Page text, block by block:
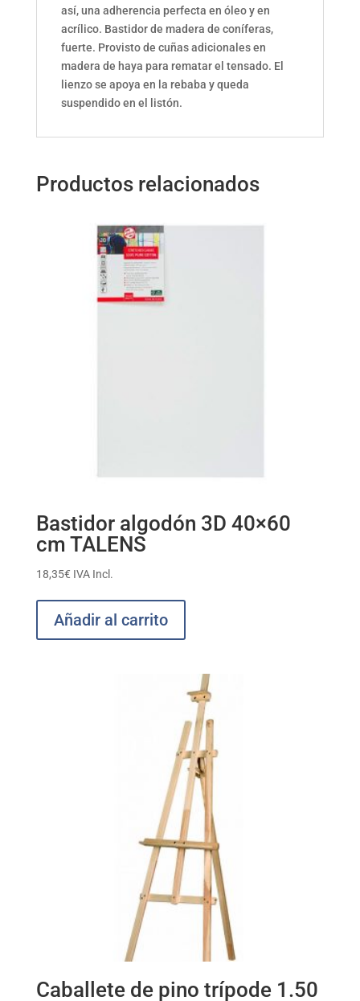
así, una adherencia perfecta en óleo y en
acrílico. Bastidor de madera de coníferas,
fuerte. Provisto de cuñas adicionales en
madera de haya para rematar el tensado. El
lienzo se apoya en la rebaba y queda
suspendido en el listón.
Productos relacionados
Bastidor algodón 3D 40×60
cm TALENS
18,35€ IVA Incl.
Añadir al carrito
Caballete de pino trípode 1.50